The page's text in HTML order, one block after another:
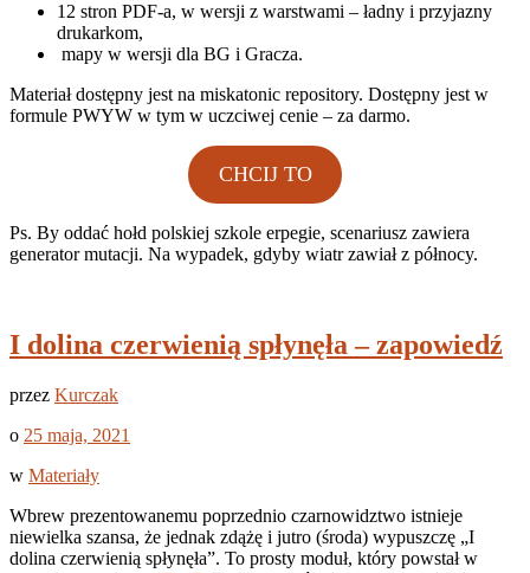
12 stron PDF-a, w wersji z warstwami – ładny i przyjazny
drukarkom,
mapy w wersji dla BG i Gracza.
Materiał dostępny jest na miskatonic repository. Dostępny jest w
formule PWYW w tym w uczciwej cenie – za darmo.
CHCIJ TO
Ps. By oddać hołd polskiej szkole erpegie, scenariusz zawiera
generator mutacji. Na wypadek, gdyby wiatr zawiał z północy.
I dolina czerwienią spłynęła – zapowiedź
przez Kurczak
o 25 maja, 2021
w Materiały
Wbrew prezentowanemu poprzednio czarnowidztwo istnieje
niewielka szansa, że jednak zdążę i jutro (środa) wypuszczę „I
dolina czerwienią spłynęła”. To prosty moduł, który powstał w